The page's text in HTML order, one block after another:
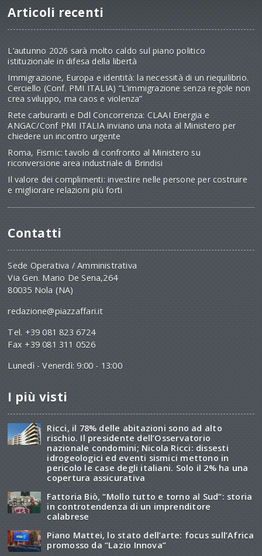
Articoli recenti
L’autunno 2026 sarà molto caldo sul piano politico
istituzionale in difesa della libertà
Immigrazione, Europa e identità: la necessità di un riequilibrio.
Cerciello (Conf. PMI ITALIA) “L’immigrazione senza regole non
crea sviluppo, ma caos e violenza”
Rete carburanti e Ddl Concorrenza: CLAAI Energia e
ANGAC/Conf PMI ITALIA inviano una nota al Ministero per
chiedere un incontro urgente
Roma, Fismic: tavolo di confronto al Ministero su
riconversione area industriale di Brindisi
Il valore dei complimenti: investire nelle persone per costruire
e migliorare relazioni più forti
Contatti
Sede Operativa / Amministrativa
Via Gen. Mario De Sena,264
80035 Nola (NA)
redazione@piazzaffari.it
Tel. +39 081 823 6724
Fax +39 081 311 0526
Lunedì - Venerdì: 9:00 - 13:00
I più visti
Ricci, il 78% delle abitazioni sono ad alto
rischio. Il presidente dell’Osservatorio
nazionale condomini; Nicola Ricci: dissesti
idrogeologici ed eventi sismici mettono in
pericolo le case degli italiani. Solo il 2% ha una
copertura assicurativa
Fattoria Biò, “Mollo tutto e torno al Sud”: storia
in controtendenza di un imprenditore
calabrese
Piano Mattei, lo stato dell’arte: focus sull’Africa
promosso da “Lazio Innova”